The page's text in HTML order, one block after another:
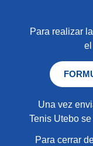
Para realizar
Una vez
Tenis Utebo
Para cerrar